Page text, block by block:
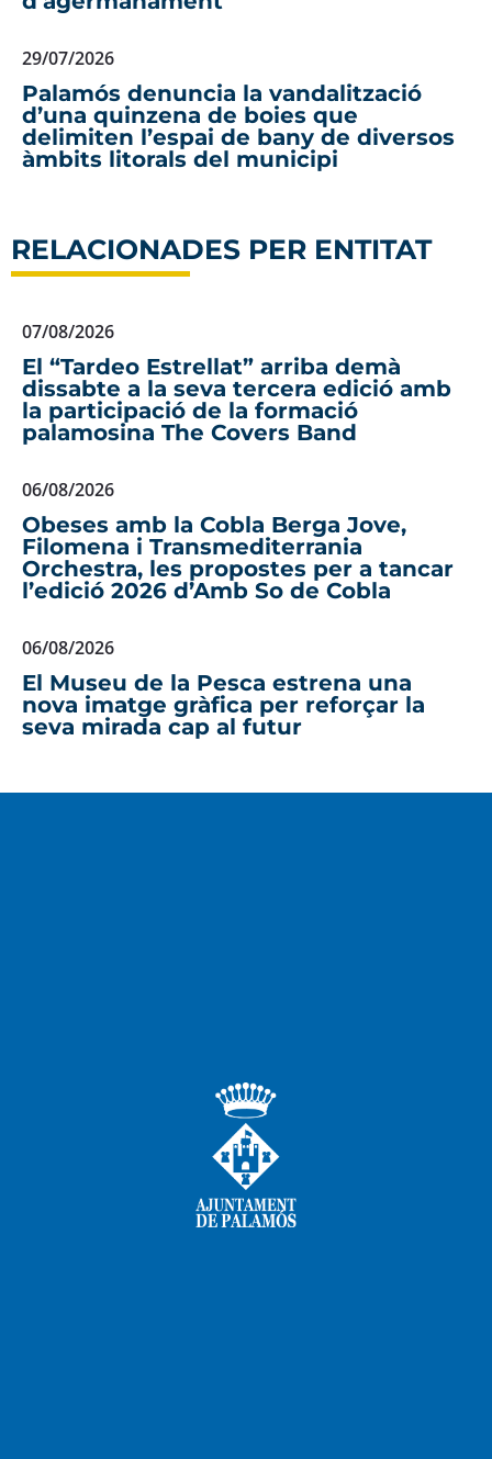
29/07/2026
Palamós denuncia la vandalització
d’una quinzena de boies que
delimiten l’espai de bany de diversos
àmbits litorals del municipi
RELACIONADES PER ENTITAT
07/08/2026
El “Tardeo Estrellat” arriba demà
dissabte a la seva tercera edició amb
la participació de la formació
palamosina The Covers Band
06/08/2026
Obeses amb la Cobla Berga Jove,
Filomena i Transmediterrania
Orchestra, les propostes per a tancar
l’edició 2026 d’Amb So de Cobla
06/08/2026
El Museu de la Pesca estrena una
nova imatge gràfica per reforçar la
seva mirada cap al futur